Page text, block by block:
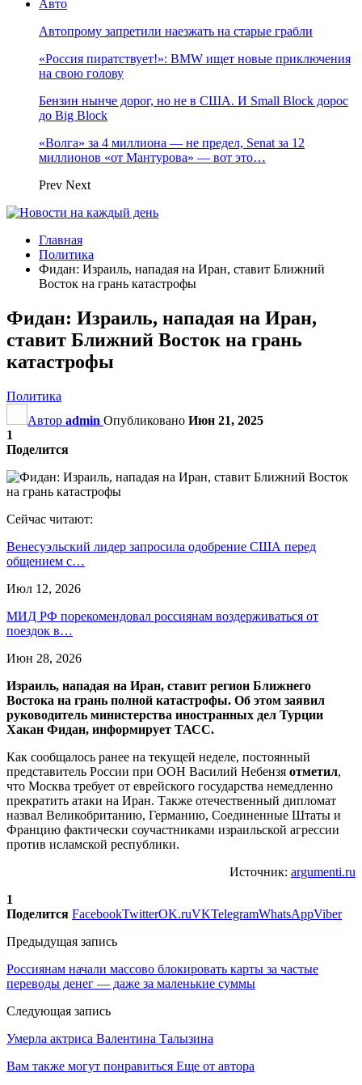
Авто
Автопрому запретили наезжать на старые грабли
«Россия пиратствует!»: BMW ищет новые приключения
на свою голову
Бензин нынче дорог, но не в США. И Small Block дорос
до Big Block
«Волга» за 4 миллиона — не предел, Senat за 12
миллионов «от Мантурова» — вот это…
Prev Next
Главная
Политика
Фидан: Израиль, нападая на Иран, ставит Ближний
Восток на грань катастрофы
Фидан: Израиль, нападая на Иран,
ставит Ближний Восток на грань
катастрофы
Политика
Автор admin Опубликовано Июн 21, 2025
1
Поделится
Сейчас читают:
Венесуэльский лидер запросила одобрение США перед
общением с…
Июл 12, 2026
МИД РФ порекомендовал россиянам воздерживаться от
поездок в…
Июн 28, 2026
Израиль, нападая на Иран, ставит регион Ближнего
Востока на грань полной катастрофы. Об этом заявил
руководитель министерства иностранных дел Турции
Хакан Фидан, информирует ТАСС.
Как сообщалось ранее на текущей неделе, постоянный
представитель России при ООН Василий Небензя отметил,
что Москва требует от еврейского государства немедленно
прекратить атаки на Иран. Также отечественный дипломат
назвал Великобританию, Германию, Соединенные Штаты и
Францию фактически соучастниками израильской агрессии
против исламской республики.
Источник: argumenti.ru
1
Поделится FacebookTwitterOK.ruVKTelegramWhatsAppViber
Предыдущая запись
Россиянам начали массово блокировать карты за частые
переводы денег — даже за маленькие суммы
Следующая запись
Умерла актриса Валентина Талызина
Вам также могут понравиться Еще от автора